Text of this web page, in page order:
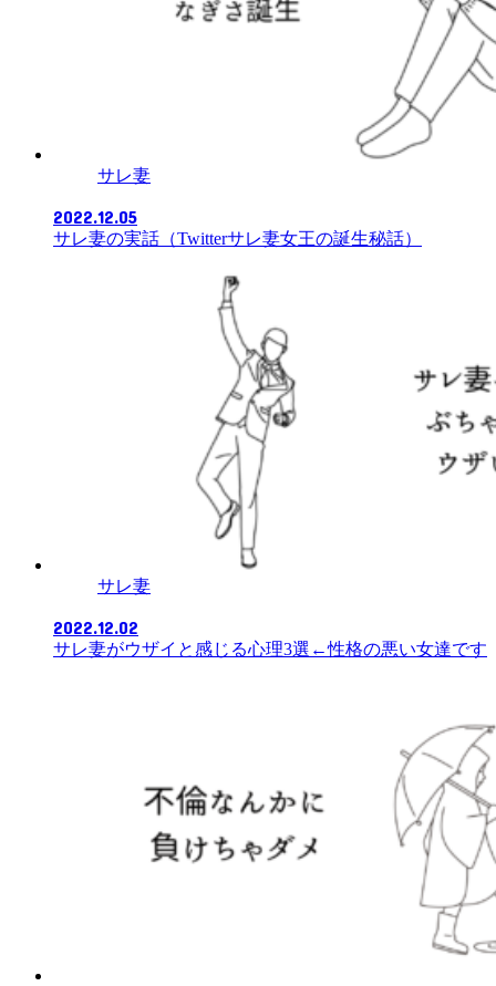
サレ妻
2022.12.05
サレ妻の実話（Twitterサレ妻女王の誕生秘話）
サレ妻
2022.12.02
サレ妻がウザイと感じる心理3選←性格の悪い女達です